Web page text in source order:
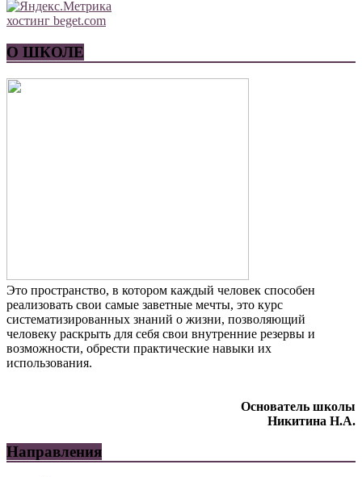
хостинг beget.com
О ШКОЛЕ
Это пространство, в котором каждый человек способен
реализовать свои самые заветные мечты, это курс
систематизированных знаний о жизни, позволяющий
человеку раскрыть для себя свои внутренние резервы и
возможности, обрести практические навыки их
использования.
Основатель школы
Никитина Н.А.
Направления